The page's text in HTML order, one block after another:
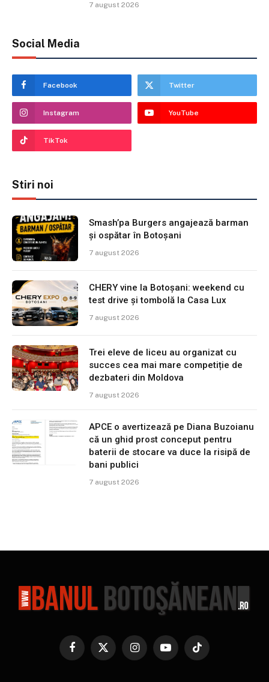
7 august 2026
Social Media
Facebook Twitter
Instagram YouTube
TikTok
Stiri noi
Smash’pa Burgers angajează barman
și ospătar în Botoșani
7 august 2026
CHERY vine la Botoșani: weekend cu
test drive și tombolă la Casa Lux
7 august 2026
Trei eleve de liceu au organizat cu
succes cea mai mare competiție de
dezbateri din Moldova
7 august 2026
APCE o avertizează pe Diana Buzoianu
că un ghid prost conceput pentru
baterii de stocare va duce la risipă de
bani publici
7 august 2026
Facebook
X
InstagramYouTubeTikTok